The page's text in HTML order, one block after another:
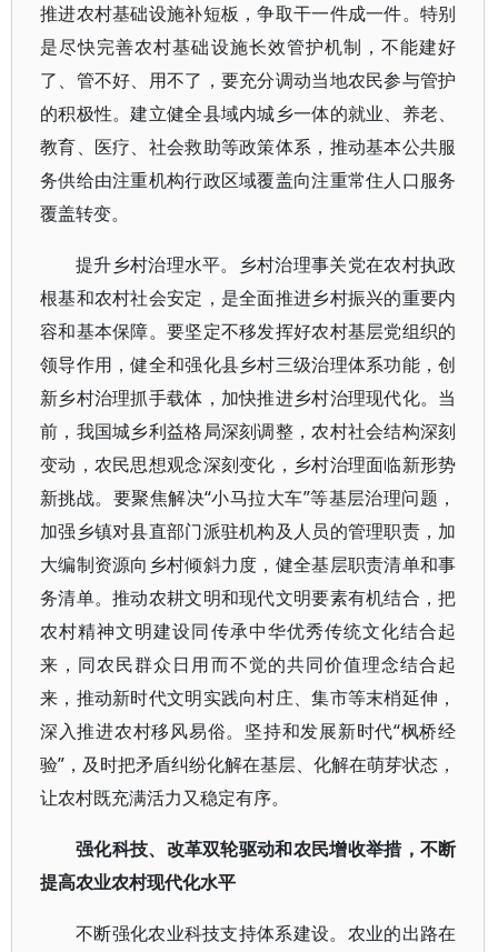
推进农村基础设施补短板，争取干一件成一件。特别
是尽快完善农村基础设施长效管护机制，不能建好
了、管不好、用不了，要充分调动当地农民参与管护
的积极性。建立健全县域内城乡一体的就业、养老、
教育、医疗、社会救助等政策体系，推动基本公共服
务供给由注重机构行政区域覆盖向注重常住人口服务
覆盖转变。
提升乡村治理水平。乡村治理事关党在农村执政
根基和农村社会安定，是全面推进乡村振兴的重要内
容和基本保障。要坚定不移发挥好农村基层党组织的
领导作用，健全和强化县乡村三级治理体系功能，创
新乡村治理抓手载体，加快推进乡村治理现代化。当
前，我国城乡利益格局深刻调整，农村社会结构深刻
变动，农民思想观念深刻变化，乡村治理面临新形势
新挑战。要聚焦解决“小马拉大车”等基层治理问题，
加强乡镇对县直部门派驻机构及人员的管理职责，加
大编制资源向乡村倾斜力度，健全基层职责清单和事
务清单。推动农耕文明和现代文明要素有机结合，把
农村精神文明建设同传承中华优秀传统文化结合起
来，同农民群众日用而不觉的共同价值理念结合起
来，推动新时代文明实践向村庄、集市等末梢延伸，
深入推进农村移风易俗。坚持和发展新时代“枫桥经
验”，及时把矛盾纠纷化解在基层、化解在萌芽状态，
让农村既充满活力又稳定有序。
强化科技、改革双轮驱动和农民增收举措，不断
提高农业农村现代化水平
不断强化农业科技支持体系建设。农业的出路在